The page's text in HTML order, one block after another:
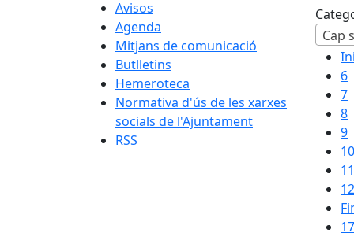
Avisos
Agenda
Mitjans de comunicació
Butlletins
Hemeroteca
Normativa d'ús de les xarxes
socials de l'Ajuntament
RSS
Cap
6
7
8
9
10
11
12